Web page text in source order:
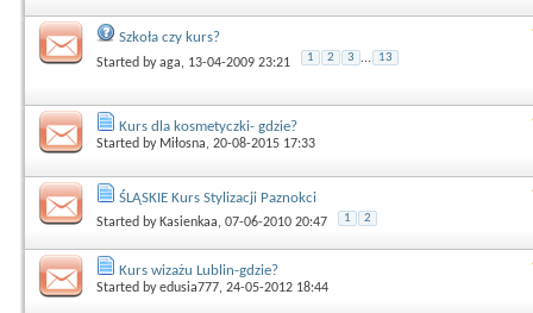
Szkoła czy kurs?
Started byaga, 13-04-2009 23:21 1 2 3 ... 13
Kurs dla kosmetyczki- gdzie?
Started by Miłosna, 20-08-2015 17:33
ŚLĄSKIE Kurs Stylizacji Paznokci
Started by Kasienkaa, 07-06-2010 20:47 1 2
Kurs wizażu Lublin-gdzie?
Started byedusia777, 24-05-2012 18:44